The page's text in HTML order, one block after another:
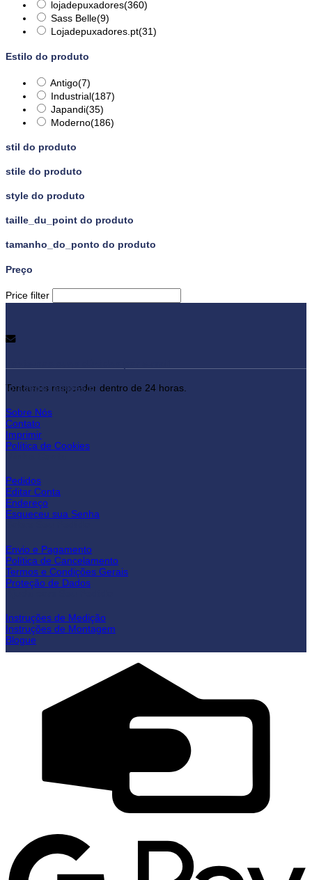
lojadepuxadores(360)
Sass Belle(9)
Lojadepuxadores.pt(31)
Estilo do produto
Antigo(7)
Industrial(187)
Japandi(35)
Moderno(186)
stil do produto
stile do produto
style do produto
taille_du_point do produto
tamanho_do_ponto do produto
Preço
Price filter
Tentamos responder dentro de 24 horas.
lojadepuxadores.pt
Sobre Nós
Contato
Imprimir
Política de Cookies
Pedidos
Editar Conta
Endereço
Esqueceu sua Senha
Envio e Pagamento
Política de Cancelamento
Termos e Condições Gerais
Proteção de Dados
Instruções de Medição
Instruções de Montagem
Blogue